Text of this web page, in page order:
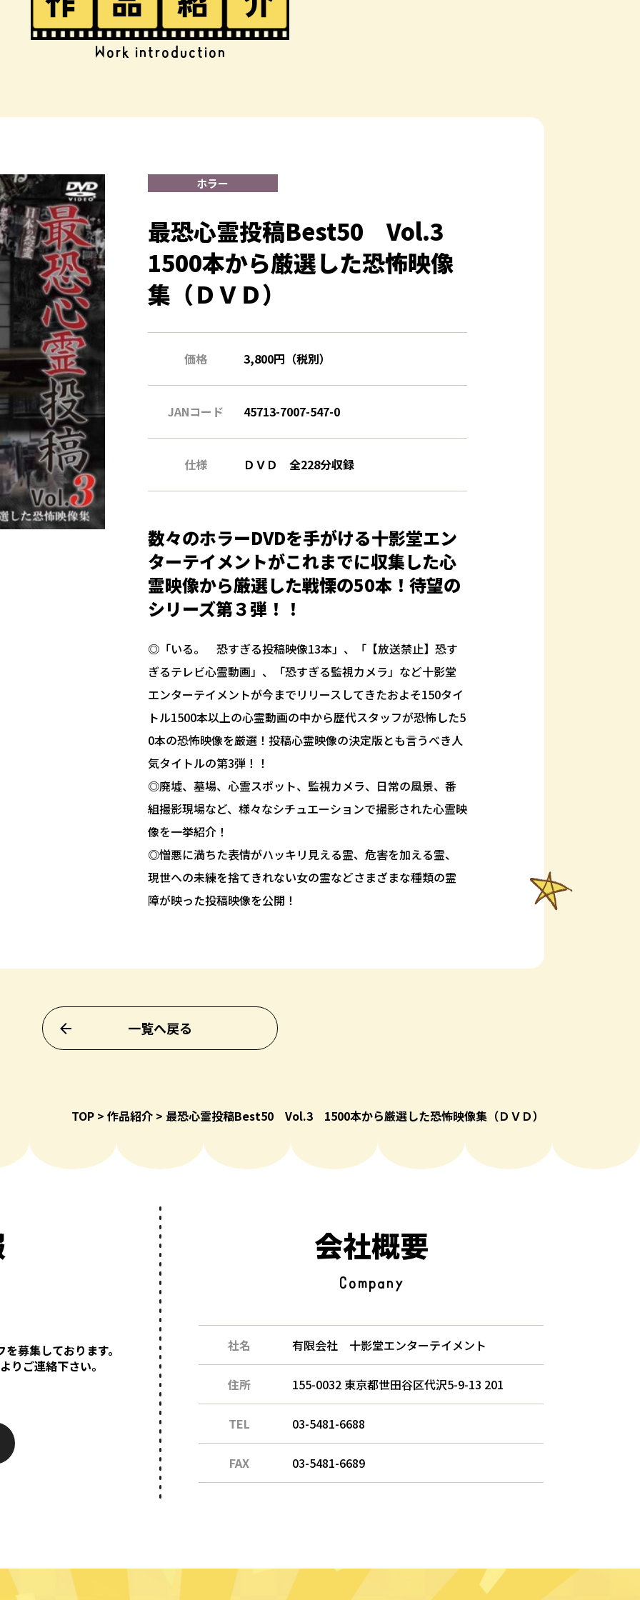
Work introduction
ホラー
最恐心霊投稿Best50 Vol.3
1500本から厳選した恐怖映像
集（ＤＶＤ）
価格 3,800円（税別）
JANコード 45713-7007-547-0
仕様 ＤＶＤ 全228分収録
数々のホラーDVDを手がける十影堂エン
ターテイメントがこれまでに収集した心
霊映像から厳選した戦慄の50本！待望の
シリーズ第３弾！！
◎「いる。 恐すぎる投稿映像13本」、「【放送禁止】恐す
ぎるテレビ心霊動画」、「恐すぎる監視カメラ」など十影堂
エンターテイメントが今までリリースしてきたおよそ150タイ
トル1500本以上の心霊動画の中から歴代スタッフが恐怖した5
0本の恐怖映像を厳選！投稿心霊映像の決定版とも言うべき人
気タイトルの第3弾！！
◎廃墟、墓場、心霊スポット、監視カメラ、日常の風景、番
組撮影現場など、様々なシチュエーションで撮影された心霊映
像を一挙紹介！
◎憎悪に満ちた表情がハッキリ見える霊、危害を加える霊、
現世への未練を捨てきれない女の霊などさまざまな種類の霊
障が映った投稿映像を公開！
一覧へ戻る
TOP 作品紹介 最恐心霊投稿Best50 Vol.3 1500本から厳選した恐怖映像集（ＤＶＤ）
募集しております。
りご連絡下さい。
会社概要
Company
社名 有限会社 十影堂エンターテイメント
住所 155-0032 東京都世田谷区代沢5-9-13 201
TEL 03-5481-6688
FAX 03-5481-6689